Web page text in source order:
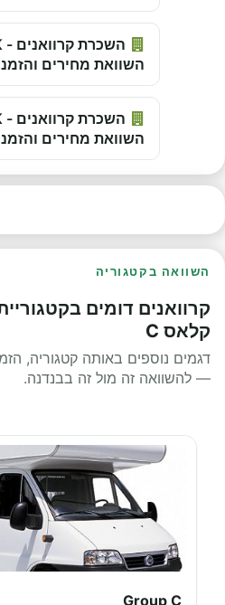
השוואת מחירים והזמנה
השוואת מחירים והזמנה
השוואה בקטגוריה
קרוואנים דומים
קלאס C
דגמים נוספים באותה קטגוריה,
— להשוואה זה מול זה בבנדנה.
Group C